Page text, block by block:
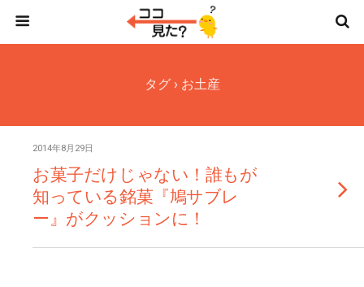
タグ › お土産
2014年8月29日
お菓子だけじゃない！誰もが
知っている銘菓『鳩サブレ
ー』がクッションに！